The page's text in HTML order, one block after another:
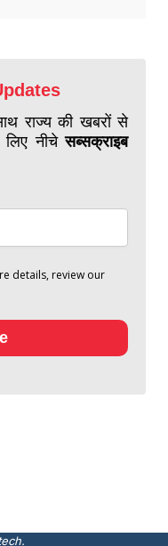
राज्य की खबरों से
नीचेसब्सक्राइब
details, review our